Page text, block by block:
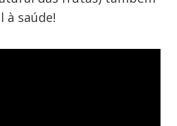
à saúde!